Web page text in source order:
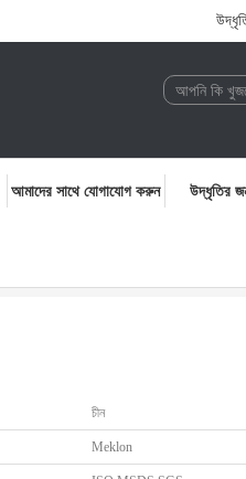
আমাদের সাথে যোগাযোগ করুন উদ্ধৃতির
চীন
Meklon